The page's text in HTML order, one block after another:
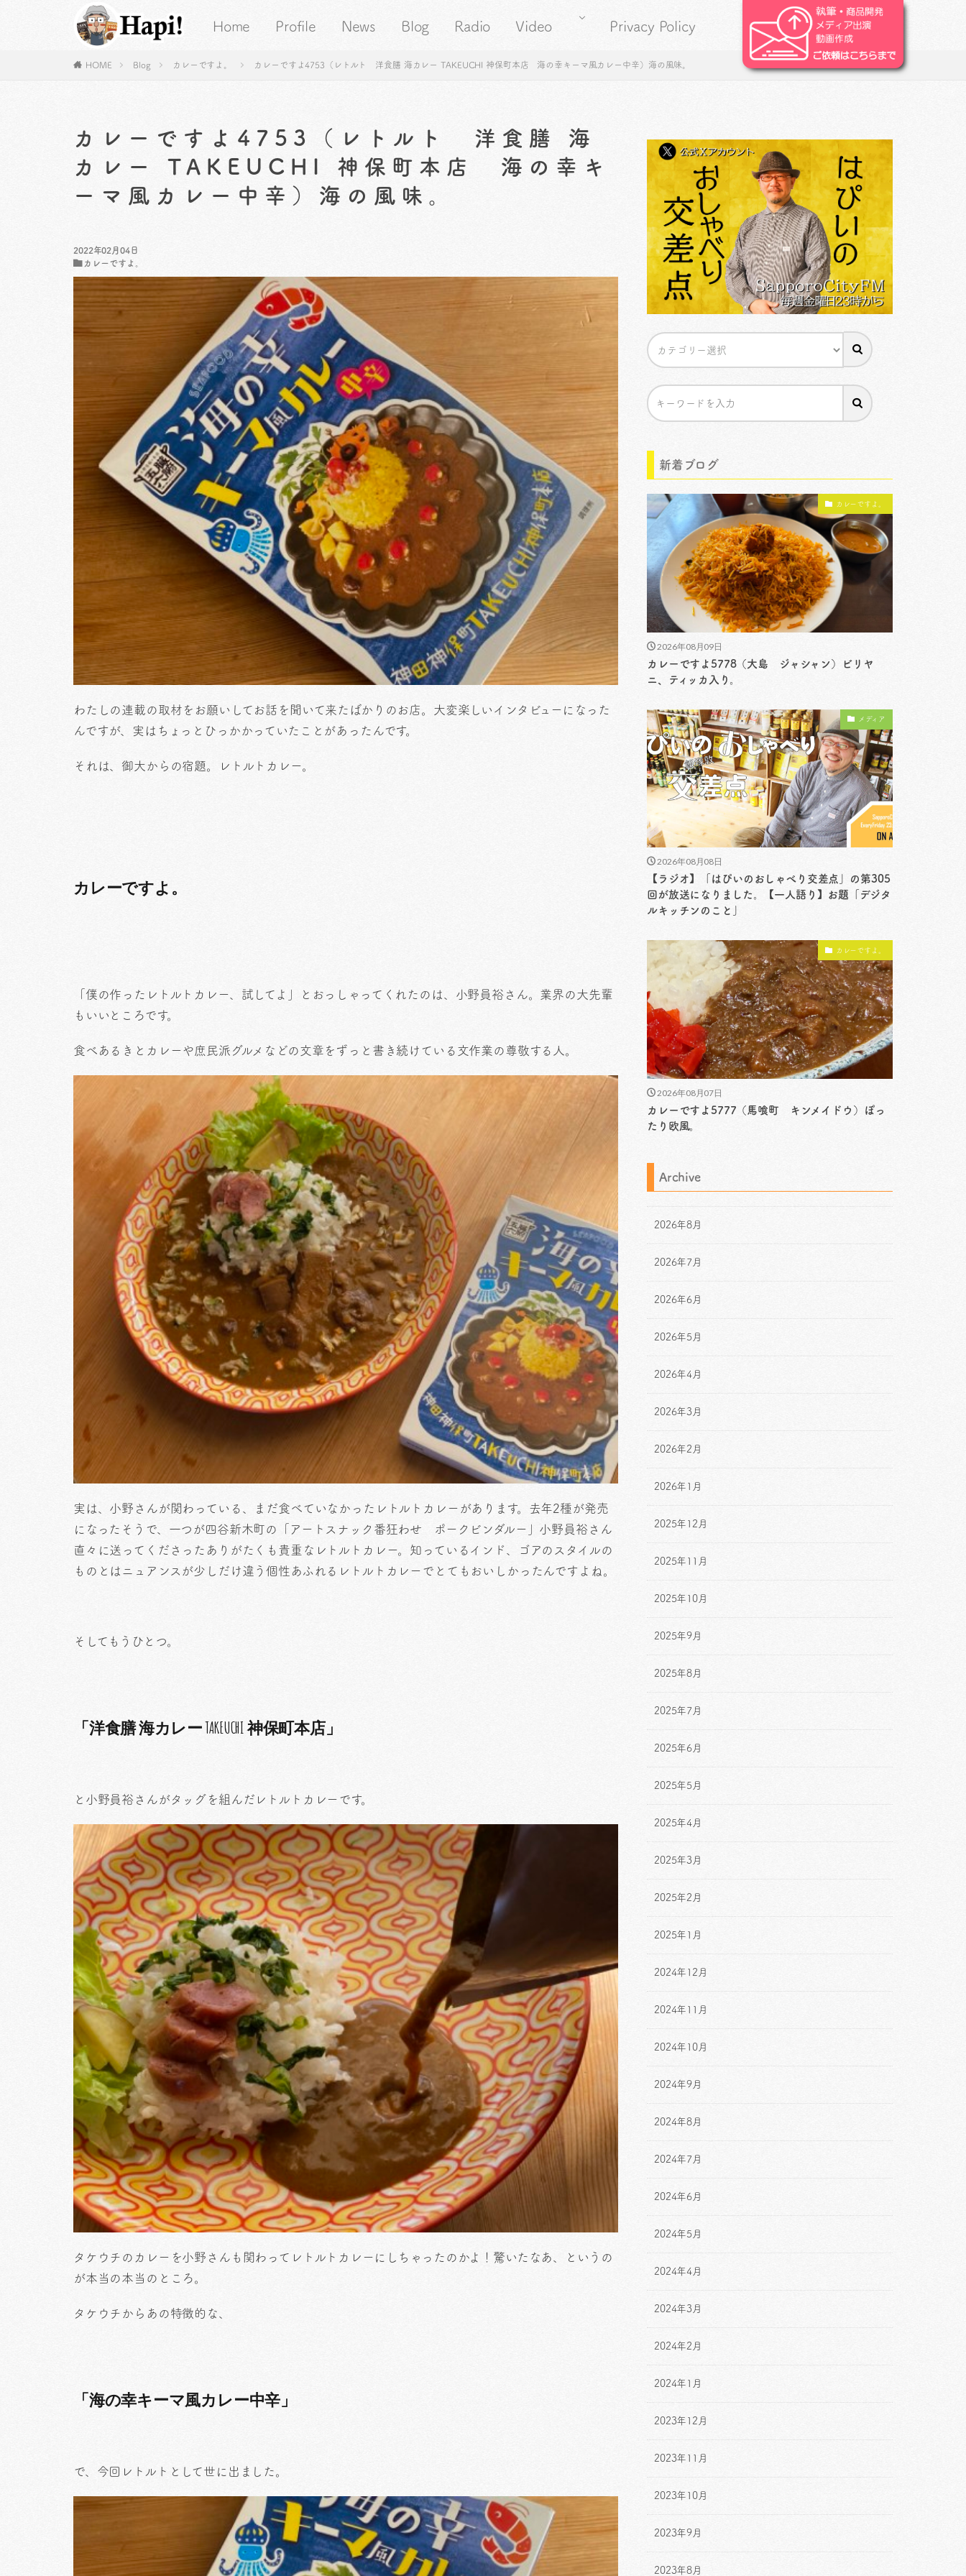
Home Profile News Blog Radio Video Privacy Policy
HOME Blog カレーですよ。 カレーですよ4753（レトルト 洋食膳 海カレー TAKEUCHI 神保町本店 海の幸キーマ風カレー中辛）海の風味。
カレーですよ4753（レトルト 洋食膳 海
カレー TAKEUCHI 神保町本店 海の幸キ
ーマ風カレー中辛）海の風味。
2022年02月04日
カレーですよ。
わたしの連載の取材をお願いしてお話を聞いて来たばかりのお店。大変楽しいインタビューになった
んですが、実はちょっとひっかかっていたことがあったんです。
それは、御大からの宿題。レトルトカレー。
カレーですよ。
「僕の作ったレトルトカレー、試してよ」とおっしゃってくれたのは、小野員裕さん。業界の大先輩
もいいところです。
食べあるきとカレーや庶民派グルメなどの文章をずっと書き続けている文作業の尊敬する人。
実は、小野さんが関わっている、まだ食べていなかったレトルトカレーがあります。去年2種が発売
になったそうで、一つが四谷新木町の「アートスナック番狂わせ ポークビンダルー」小野員裕さん
直々に送ってくださったありがたくも貴重なレトルトカレー。知っているインド、ゴアのスタイルの
ものとはニュアンスが少しだけ違う個性あふれるレトルトカレーでとてもおいしかったんですよね。
そしてもうひとつ。
「洋食膳 海カレー TAKEUCHI 神保町本店」
と小野員裕さんがタッグを組んだレトルトカレーです。
タケウチのカレーを小野さんも関わってレトルトカレーにしちゃったのかよ！驚いたなあ、というの
が本当の本当のところ。
タケウチからあの特徴的な、
「海の幸キーマ風カレー中辛」
で、今回レトルトとして世に出ました。
新着ブログ
カレーですよ。
2026年08月09日
カレーですよ5778（大島 ジャシャン）ビリヤ
ニ、ティッカ入り。
メディア
2026年08月08日
【ラジオ】「はぴいのおしゃべり交差点」の第305
回が放送になりました。【一人語り】お題「デジタ
ルキッチンのこと」
カレーですよ。
2026年08月07日
カレーですよ5777（馬喰町 キンメイドウ）ぽっ
たり欧風。
Archive
2026年8月
2026年7月
2026年6月
2026年5月
2026年4月
2026年3月
2026年2月
2026年1月
2025年12月
2025年11月
2025年10月
2025年9月
2025年8月
2025年7月
2025年6月
2025年5月
2025年4月
2025年3月
2025年2月
2025年1月
2024年12月
2024年11月
2024年10月
2024年9月
2024年8月
2024年7月
2024年6月
2024年5月
2024年4月
2024年3月
2024年2月
2024年1月
2023年12月
2023年11月
2023年10月
2023年9月
2023年8月